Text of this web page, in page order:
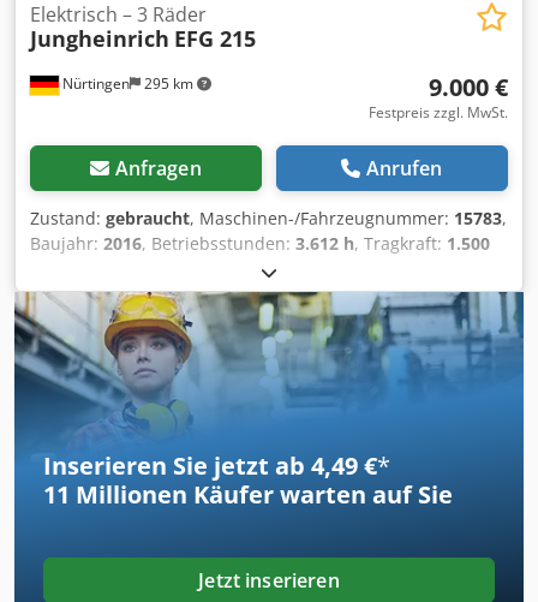
Nürtingen 295 km
Elektrisch – 3 Räder
Jungheinrich EFG 215
9.000 €
Festpreis zzgl. MwSt.
Anfragen Anrufen
Zustand: gebraucht, Maschinen-/Fahrzeugnummer: 15783,
Baujahr: 2016, Betriebsstunden: 3.612 h, Tragkraft: 1.500
, Freihub:
Lastschwerpunkt:500 mm, Kraftstofftyp:elektrisch,
Masttyp:
Duplex, Bauhöhe:2.005 mm, Gabellänge:1.200
mm, Vorderreifengröße:18x7-8, Hinterreifengröße:
140/55-9, Gesamtgewicht: 3.071 kg, 4858141
Seriennummer: FN512312 Wartung und UVV-Prüfung
durchgeführt Werkstattüberholt und teilweise neu lackiert
Inserieren Sie jetzt ab 4,49 €*
11 Millionen Käufer warten auf Sie
Jetzt inserieren